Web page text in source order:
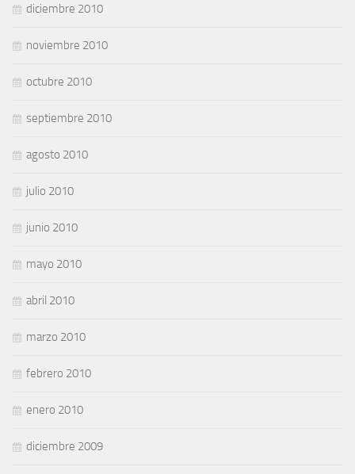
diciembre 2010
noviembre 2010
octubre 2010
septiembre 2010
agosto 2010
julio 2010
junio 2010
mayo 2010
abril 2010
marzo 2010
febrero 2010
enero 2010
diciembre 2009